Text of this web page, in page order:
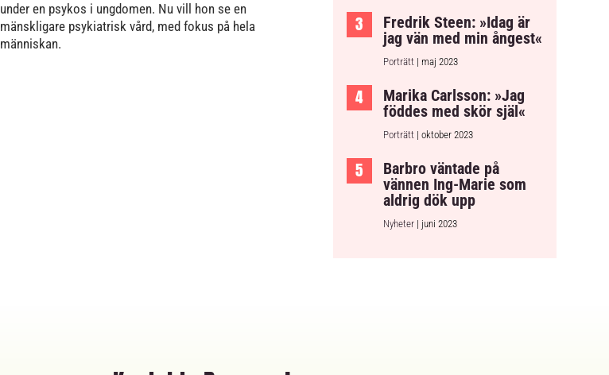
under en psykos i ungdomen. Nu vill hon se en
mänskligare psykiatrisk vård, med fokus på hela
människan.
Fredrik Steen: »Idag är
jag vän med min ångest«
Porträtt| maj 2023
Marika Carlsson: »Jag
föddes med skör själ«
Porträtt| oktober 2023
Barbro väntade på
vännen Ing-Marie som
aldrig dök upp
Nyheter| juni 2023